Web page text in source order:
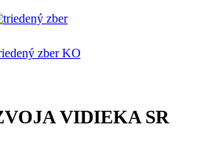
VIDIEKA SR